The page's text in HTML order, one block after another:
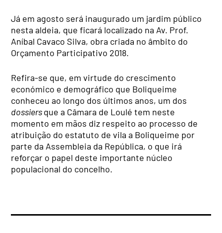
Já em agosto será inaugurado um jardim público
nesta aldeia, que ficará localizado na Av. Prof.
Aníbal Cavaco Silva, obra criada no âmbito do
Orçamento Participativo 2018.
Refira-se que, em virtude do crescimento
económico e demográfico que Boliqueime
conheceu ao longo dos últimos anos, um dos
dossiersque a Câmara de Loulé tem neste
momento em mãos diz respeito ao processo de
atribuição do estatuto de vila a Boliqueime por
parte da Assembleia da República, o que irá
reforçar o papel deste importante núcleo
populacional do concelho.